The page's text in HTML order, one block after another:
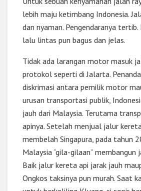
lebih maju ketimbang Indonesia.
dan nyaman. Pengendaranya
lalu lintas pun bagus dan jelas.
Tidak ada larangan motor masuk
protokol seperti di Jalarta.
diskrimasi antara pemilik motor
urusan transportasi publik,
jauh dari Malaysia. Terutama
apinya. Setelah menjual jalur
membelah Singapura, pada tahun
Malaysia “gila-gilaan” membangun
Baik jalur kereta api jarak jauh
Ongkos taksinya pun murah. Saat